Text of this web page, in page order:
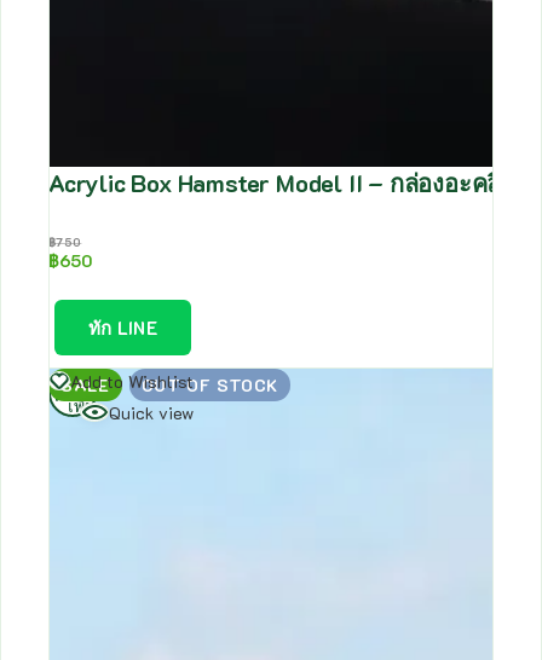
Acrylic Box Hamster Model II – กล่องอะคลิลิ
฿750
฿650
ทัก LINE
SALE OUT OF STOCK
Add to Wishlist
Quick view
อ่าน
เพิ่ม